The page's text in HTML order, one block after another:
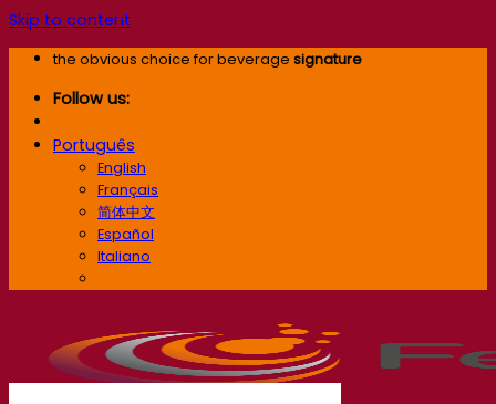
Skip to content
the obvious choice for beverage signature
Follow us:
Português
English
Français
简体中文
Español
Italiano